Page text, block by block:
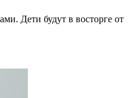
Дети будут в восторге от